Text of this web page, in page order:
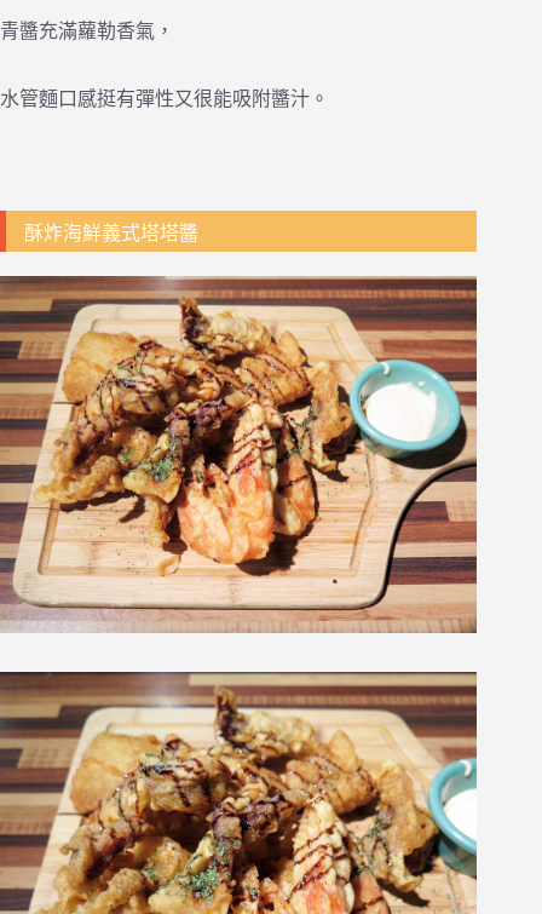
青醬充滿蘿勒香氣，
水管麵口感挺有彈性又很能吸附醬汁。
酥炸海鮮義式塔塔醬